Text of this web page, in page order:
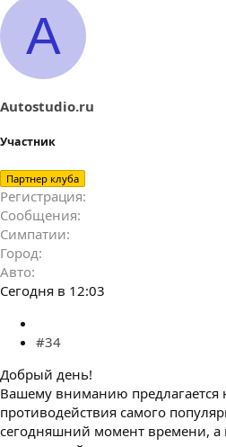
A
Autostudio.ru
Участник
Партнер клуба
Регистрация
Сообщения
Симпатии
Город
Авто
Сегодня в 12:03
#34
Добрый день!
Вашему вниманию
противодействия самого
сегодняшний момент времени,